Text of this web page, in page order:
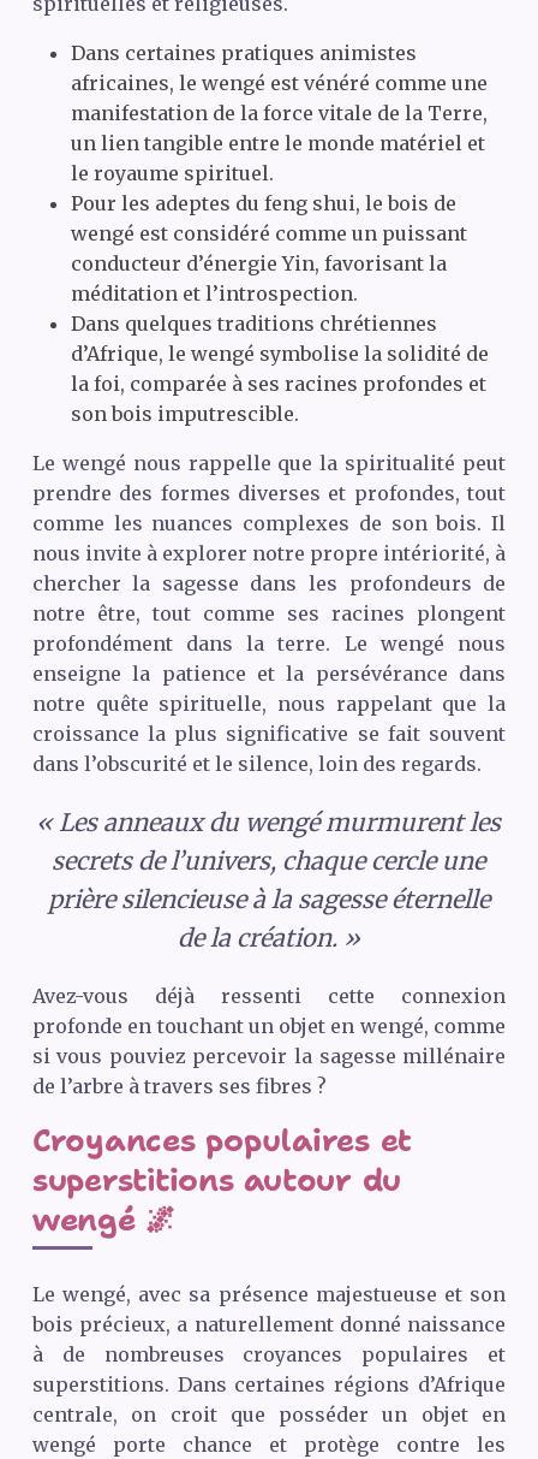
Dans certaines pratiques animistes
africaines, le wengé est vénéré comme une
manifestation de la force vitale de la Terre,
un lien tangible entre le monde matériel et
le royaume spirituel.
Pour les adeptes du feng shui, le bois de
wengé est considéré comme un puissant
conducteur d’énergie Yin, favorisant la
méditation et l’introspection.
Dans quelques traditions chrétiennes
d’Afrique, le wengé symbolise la solidité de
la foi, comparée à ses racines profondes et
son bois imputrescible.
Le wengé nous rappelle que la spiritualité peut
prendre des formes diverses et profondes, tout
comme les nuances complexes de son bois. Il
nous invite à explorer notre propre intériorité, à
chercher la sagesse dans les profondeurs de
notre être, tout comme ses racines plongent
profondément dans la terre. Le wengé nous
enseigne la patience et la persévérance dans
notre quête spirituelle, nous rappelant que la
croissance la plus significative se fait souvent
dans l’obscurité et le silence, loin des regards.
« Les anneaux du wengé murmurent les
secrets de l’univers, chaque cercle une
prière silencieuse à la sagesse éternelle
de la création. »
Avez-vous déjà ressenti cette connexion
profonde en touchant un objet en wengé, comme
si vous pouviez percevoir la sagesse millénaire
de l’arbre à travers ses fibres ?
Croyances populaires et
superstitions autour du
wengé 🌌
Le wengé, avec sa présence majestueuse et son
bois précieux, a naturellement donné naissance
à de nombreuses croyances populaires et
superstitions. Dans certaines régions d’Afrique
centrale, on croit que posséder un objet en
wengé porte chance et protège contre les